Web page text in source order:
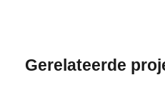
Gerelateerde